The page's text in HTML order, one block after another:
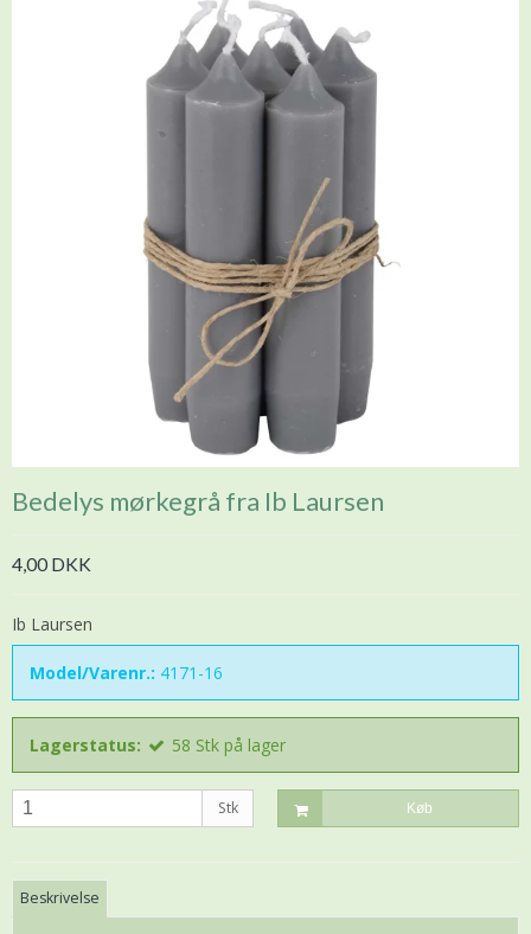
Bedelys mørkegrå fra Ib Laursen
4,00 DKK
Ib Laursen
Model/Varenr.: 4171-16
Lagerstatus: 58 Stk på lager
Stk Køb
Beskrivelse